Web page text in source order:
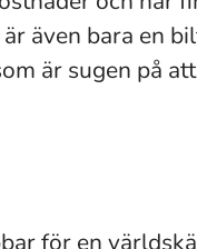
även bara en
är sugen på
för en